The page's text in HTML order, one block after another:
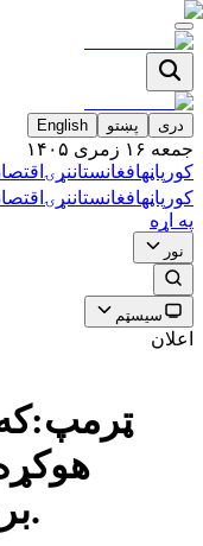
دری پښتو English
جمعه ۱۶ زمری ۱۴۰۵
کورپاڼهافغانستاننړۍ
کورپاڼهافغانستاننړۍ
په اړه
نور
سیسټم
اعلان
بريدونه بيا پيلېدلى شي.